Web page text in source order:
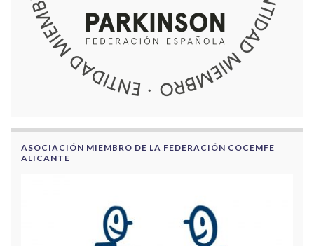
ASOCIACIÓN MIEMBRO DE LA FEDERACIÓN COCEMFE
ALICANTE